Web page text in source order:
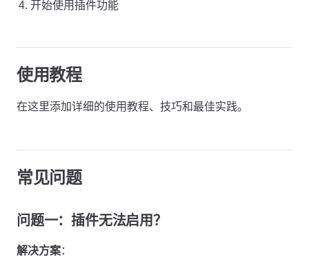
开始使用插件功能
使用教程
在这里添加详细的使用教程、技巧和最佳实践。
常见问题
问题一：插件无法启用？
解决方案：